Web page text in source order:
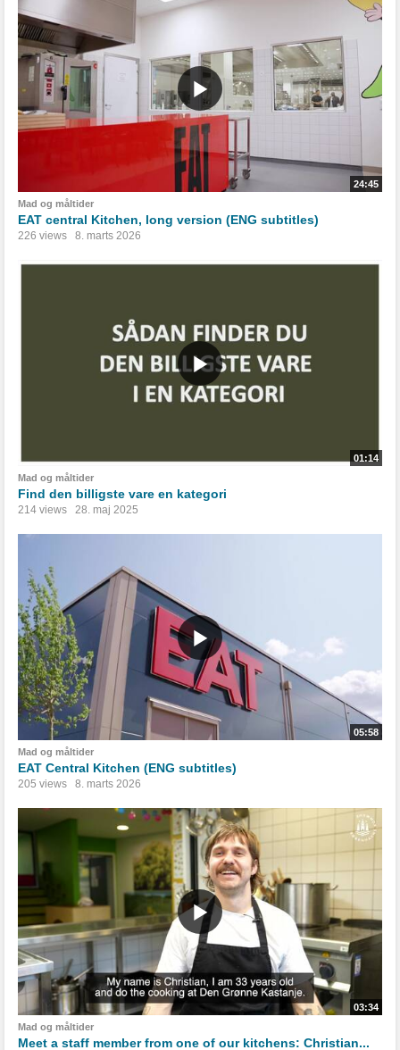
24:45
Mad og måltider
EAT central Kitchen, long version (ENG subtitles)
226 views 8. marts 2026
01:14
Mad og måltider
Find den billigste vare en kategori
214 views 28. maj 2025
05:58
Mad og måltider
EAT Central Kitchen (ENG subtitles)
205 views 8. marts 2026
03:34
Mad og måltider
Meet a staff member from one of our kitchens: Christian...